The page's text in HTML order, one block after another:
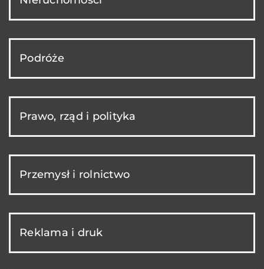
Podróże
Prawo, rząd i polityka
Przemysł i rolnictwo
Reklama i druk